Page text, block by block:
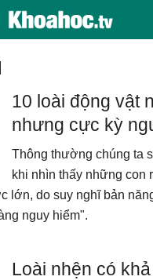
10 loài động vật
nhưng cực kỳ
Thông thường chúng ta
khi nhìn thấy những con
lớn, do suy nghĩ bản
nguy hiểm".
Loài nhện có